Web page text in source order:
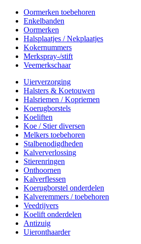
Oormerken toebehoren
Enkelbanden
Oormerken
Halsplaatjes / Nekplaatjes
Kokernummers
Merkspray-/stift
Veemerkschaar
Uierverzorging
Halsters & Koetouwen
Halsriemen / Kopriemen
Koerugborstels
Koeliften
Koe / Stier diversen
Melkers toebehoren
Stalbenodigdheden
Kalververlossing
Stierenringen
Onthoornen
Kalverflessen
Koerugborstel onderdelen
Kalveremmers / toebehoren
Veedrijvers
Koelift onderdelen
Antizuig
Uieronthaarder